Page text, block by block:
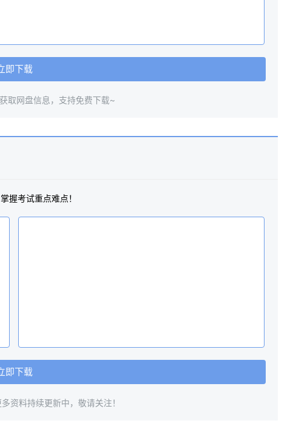
即下载
取网盘信息，支持免费下载~
握考试重点难点！
即下载
资料持续更新中，敬请关注！